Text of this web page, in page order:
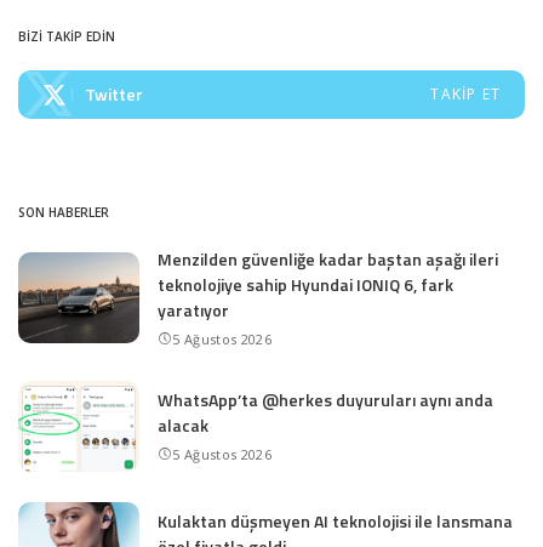
BİZİ TAKİP EDİN
Twitter TAKIP ET
SON HABERLER
Menzilden güvenliğe kadar baştan aşağı ileri
teknolojiye sahip Hyundai IONIQ 6, fark
yaratıyor
5 Ağustos 2026
WhatsApp’ta @herkes duyuruları aynı anda
alacak
5 Ağustos 2026
Kulaktan düşmeyen AI teknolojisi ile lansmana